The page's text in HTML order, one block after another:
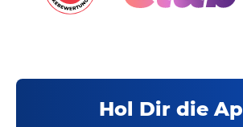
Hol Dir die